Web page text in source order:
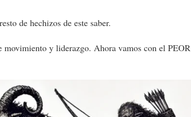
de hechizos de este saber.
movimiento y liderazgo. Ahora vamos con el PEOR